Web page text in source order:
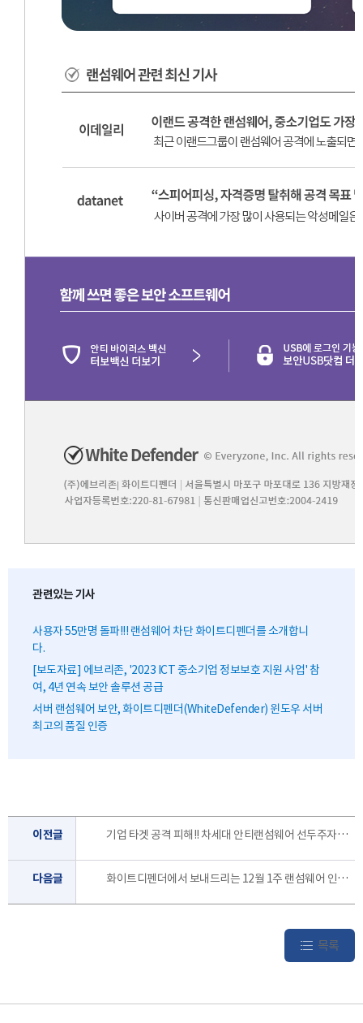
관련있는 기사
사용자 55만명 돌파!!! 랜섬웨어 차단 화이트디펜더를 소개합니
다.
[보도자료] 에브리존, '2023 ICT 중소기업 정보보호 지원 사업' 참
여, 4년 연속 보안 솔루션 공급
서버 랜섬웨어 보안, 화이트디펜더(WhiteDefender) 윈도우 서버
최고의 품질 인증
이전글 기업 타겟 공격 피해!! 차세대 안티랜섬웨어 선두주자, 화이트디펜더를 제안합니다.
다음글 화이트디펜더에서 보내드리는 12월 1주 랜섬웨어 인포 레터 입니다.
목록